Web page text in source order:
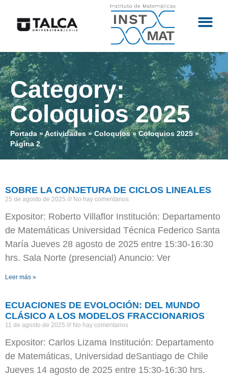
Category:
Coloquios 2025
Portada »Actividades »Coloquios»Coloquios 2025»
Página 2
SOBRE LA CONJETURA DE CICLOS LINEALES
25 de agosto de 2025 No hay comentarios
Expositor: Roberto Villaflor Institución: Departamento
de Matemáticas Universidad Técnica Federico Santa
María Jueves 28 agosto de 2025 entre 15:30-16:30
hrs. Sala Norte (presencial) Anuncio: Ver
Leer más »
ECUACIONES DE EVOLOCIÓN: DEL MUNDO
CLÁSICO A LOS MODELOS FRACCIONARIOS
11 de agosto de 2025 No hay comentarios
Expositor: Carlos Lizama Institución: Departamento
de Matemáticas, Universidad deSantiago de Chile
Jueves 14 agosto de 2025 entre 15:30-16:30 hrs.